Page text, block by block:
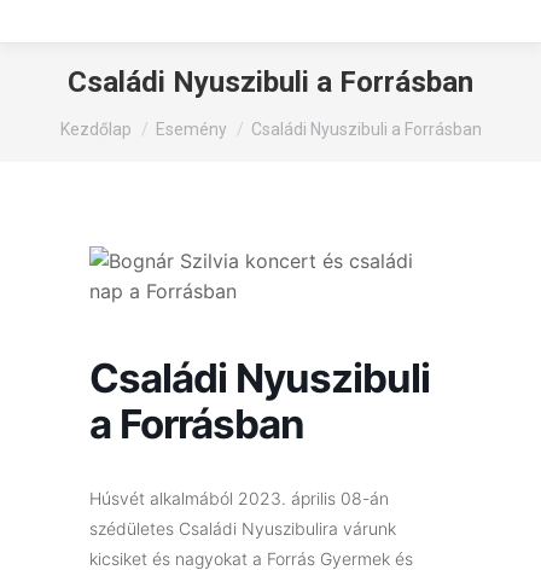
Családi Nyuszibuli a Forrásban
You are here:
Kezdőlap Esemény Családi Nyuszibuli a Forrásban
Családi Nyuszibuli
a Forrásban
Húsvét alkalmából 2023. április 08-án
szédületes Családi Nyuszibulira várunk
kicsiket és nagyokat a Forrás Gyermek és